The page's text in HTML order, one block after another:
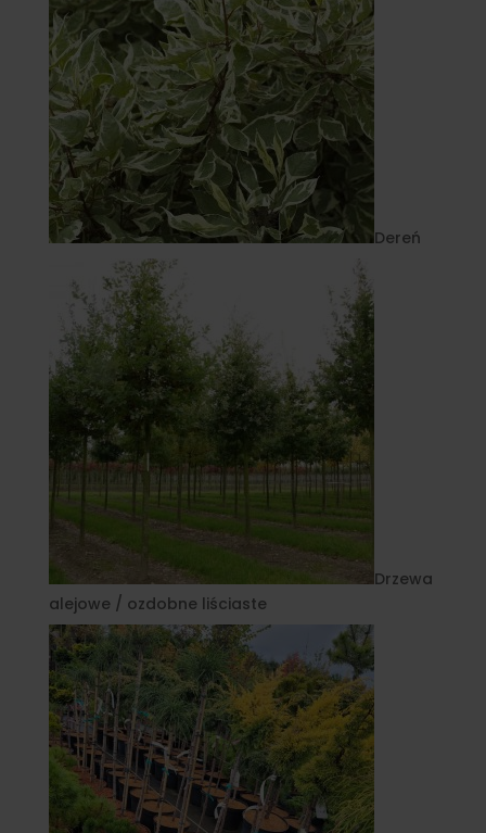
Dereń
Drzewa
alejowe / ozdobne liściaste